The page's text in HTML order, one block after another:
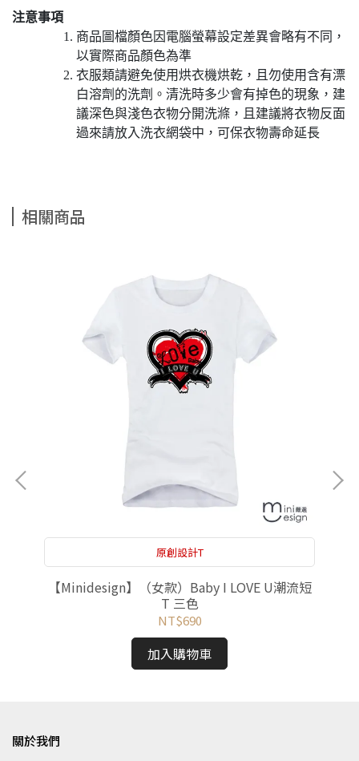
注意事項
商品圖檔顏色因電腦螢幕設定差異會略有不同，
以實際商品顏色為準
衣服類請避免使用烘衣機烘乾，且勿使用含有漂
白溶劑的洗劑。清洗時多少會有掉色的現象，建
議深色與淺色衣物分開洗滌，且建議將衣物反面
過來請放入洗衣網袋中，可保衣物壽命延長
相關商品
原創設計T
【Minidesign】（女款）Baby I LOVE U潮流短
T 三色
NT$690
加入購物車
關於我們